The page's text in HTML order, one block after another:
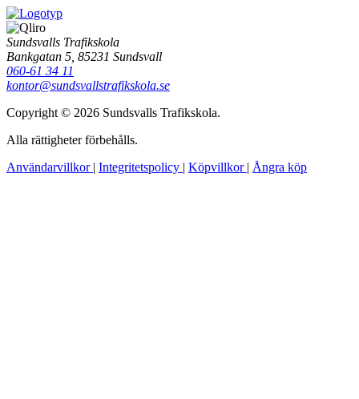
Sundsvalls Trafikskola
Bankgatan 5, 85231 Sundsvall
060-61 34 11
kontor@sundsvallstrafikskola.se
Copyright © 2026 Sundsvalls Trafikskola.
Alla rättigheter förbehålls.
Användarvillkor | Integritetspolicy | Köpvillkor | Ångra köp